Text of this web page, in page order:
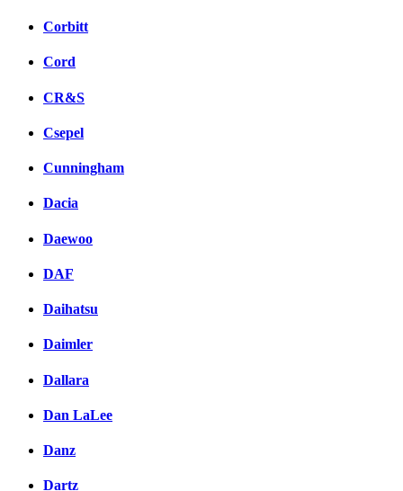
Corbitt
Cord
CR&S
Csepel
Cunningham
Dacia
Daewoo
DAF
Daihatsu
Daimler
Dallara
Dan LaLee
Danz
Dartz